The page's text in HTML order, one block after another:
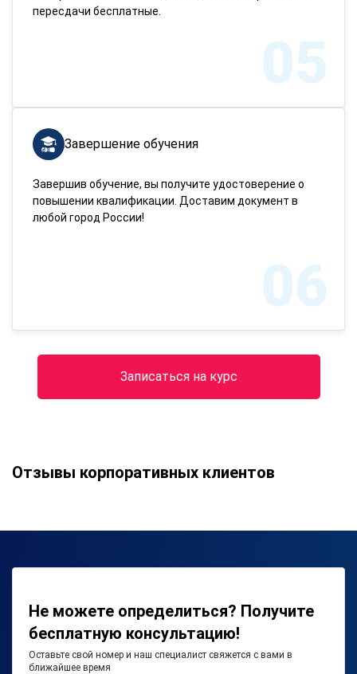
пересдачи бесплатные.
05
Завершение обучения
Завершив обучение, вы получите удостоверение о
повышении квалификации. Доставим документ в
любой город России!
06
Записаться на курс
Отзывы корпоративных клиентов
Не можете определиться? Получите
бесплатную консультацию!
Оставьте свой номер и наш специалист свяжется с вами в
ближайшее время